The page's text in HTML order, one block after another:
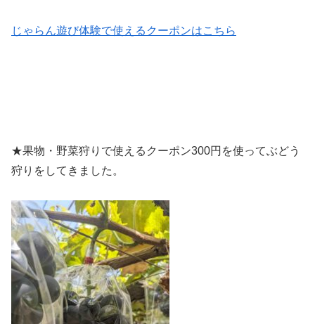
じゃらん遊び体験で使えるクーポンはこちら
★果物・野菜狩りで使えるクーポン300円を使ってぶどう
狩りをしてきました。